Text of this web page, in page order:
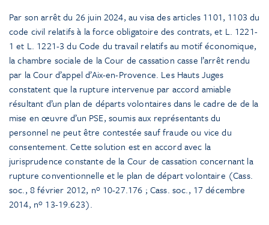
Par son arrêt du 26 juin 2024, au visa des articles 1101, 1103 du
code civil relatifs à la force obligatoire des contrats, et L. 1221-
1 et L. 1221-3 du Code du travail relatifs au motif économique,
la chambre sociale de la Cour de cassation casse l’arrêt rendu
par la Cour d’appel d’Aix-en-Provence. Les Hauts Juges
constatent que la rupture intervenue par accord amiable
résultant d’un plan de départs volontaires dans le cadre de de la
mise en œuvre d’un PSE, soumis aux représentants du
personnel ne peut être contestée sauf fraude ou vice du
consentement. Cette solution est en accord avec la
jurisprudence constante de la Cour de cassation concernant la
rupture conventionnelle et le plan de départ volontaire (Cass.
soc., 8 février 2012, nº 10-27.176 ; Cass. soc., 17 décembre
2014, nº 13-19.623).